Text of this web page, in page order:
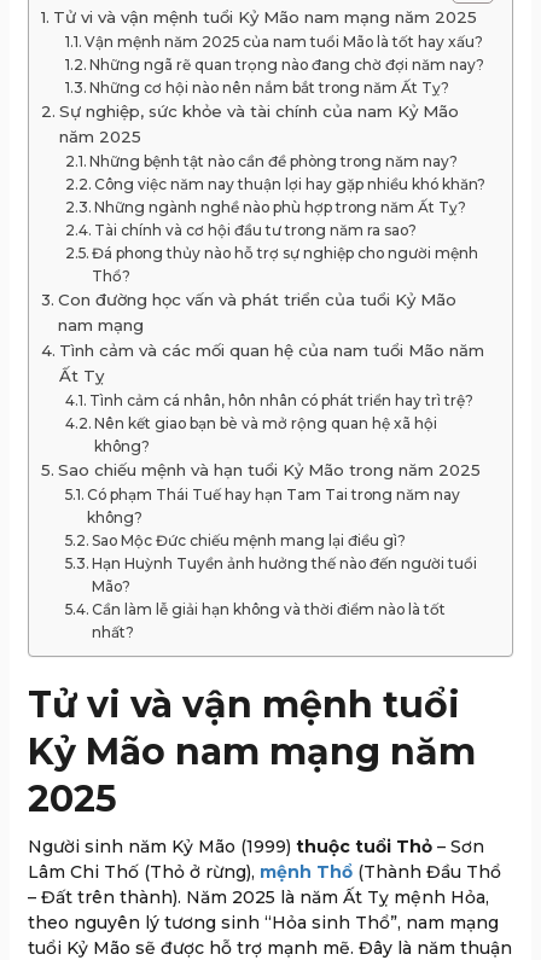
Tử vi và vận mệnh tuổi Kỷ Mão nam mạng năm 2025
Vận mệnh năm 2025 của nam tuổi Mão là tốt hay xấu?
Những ngã rẽ quan trọng nào đang chờ đợi năm nay?
Những cơ hội nào nên nắm bắt trong năm Ất Tỵ?
Sự nghiệp, sức khỏe và tài chính của nam Kỷ Mão
năm 2025
Những bệnh tật nào cần đề phòng trong năm nay?
Công việc năm nay thuận lợi hay gặp nhiều khó khăn?
Những ngành nghề nào phù hợp trong năm Ất Tỵ?
Tài chính và cơ hội đầu tư trong năm ra sao?
Đá phong thủy nào hỗ trợ sự nghiệp cho người mệnh
Thổ?
Con đường học vấn và phát triển của tuổi Kỷ Mão
nam mạng
Tình cảm và các mối quan hệ của nam tuổi Mão năm
Ất Tỵ
Tình cảm cá nhân, hôn nhân có phát triển hay trì trệ?
Nên kết giao bạn bè và mở rộng quan hệ xã hội
không?
Sao chiếu mệnh và hạn tuổi Kỷ Mão trong năm 2025
Có phạm Thái Tuế hay hạn Tam Tai trong năm nay
không?
Sao Mộc Đức chiếu mệnh mang lại điều gì?
Hạn Huỳnh Tuyền ảnh hưởng thế nào đến người tuổi
Mão?
Cần làm lễ giải hạn không và thời điểm nào là tốt
nhất?
Tử vi và vận mệnh tuổi
Kỷ Mão nam mạng năm
2025
Người sinh năm Kỷ Mão (1999) thuộc tuổi Thỏ – Sơn
Lâm Chi Thố (Thỏ ở rừng), mệnh Thổ (Thành Đầu Thổ
– Đất trên thành). Năm 2025 là năm Ất Tỵ mệnh Hỏa,
theo nguyên lý tương sinh “Hỏa sinh Thổ”, nam mạng
tuổi Kỷ Mão sẽ được hỗ trợ mạnh mẽ. Đây là năm thuận